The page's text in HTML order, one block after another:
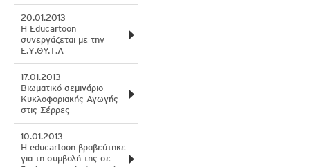
20.01.2013
Η Εducartoon
συνεργάζεται με την
Ε.Υ.ΘY.Τ.Α
17.01.2013
Βιωματικό σεμινάριο
Κυκλοφοριακής Αγωγής
στις Σέρρες
10.01.2013
H educartoon βραβεύτηκε
για τη συμβολή της σε